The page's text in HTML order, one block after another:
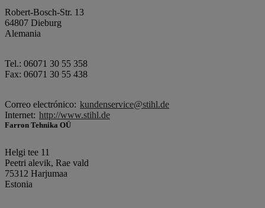
Robert-Bosch-Str. 13
64807 Dieburg
Alemania
Tel.: 06071 30 55 358
Fax: 06071 30 55 438
Correo electrónico: kundenservice@stihl.de
Internet: http://www.stihl.de
Farron Tehnika OÜ
Helgi tee 11
Peetri alevik, Rae vald
75312 Harjumaa
Estonia